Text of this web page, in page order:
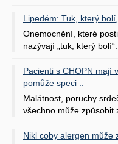
Lipedém: Tuk, který
Onemocnění, které
nazývají „tuk, který
Pacienti s CHOPN mají
pomůže speci ..
Malátnost, poruchy
všechno může způsobit
Nikl coby alergen může